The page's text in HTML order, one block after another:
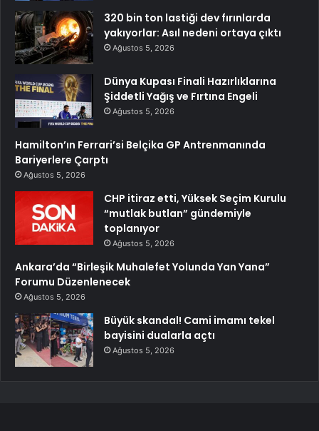
320 bin ton lastiği dev fırınlarda
yakıyorlar: Asıl nedeni ortaya çıktı
Ağustos 5, 2026
Dünya Kupası Finali Hazırlıklarına
Şiddetli Yağış ve Fırtına Engeli
Ağustos 5, 2026
Hamilton’ın Ferrari’si Belçika GP Antrenmanında
Bariyerlere Çarptı
Ağustos 5, 2026
CHP itiraz etti, Yüksek Seçim Kurulu
“mutlak butlan” gündemiyle
toplanıyor
Ağustos 5, 2026
Ankara’da “Birleşik Muhalefet Yolunda Yan Yana”
Forumu Düzenlenecek
Ağustos 5, 2026
Büyük skandal! Cami imamı tekel
bayisini dualarla açtı
Ağustos 5, 2026